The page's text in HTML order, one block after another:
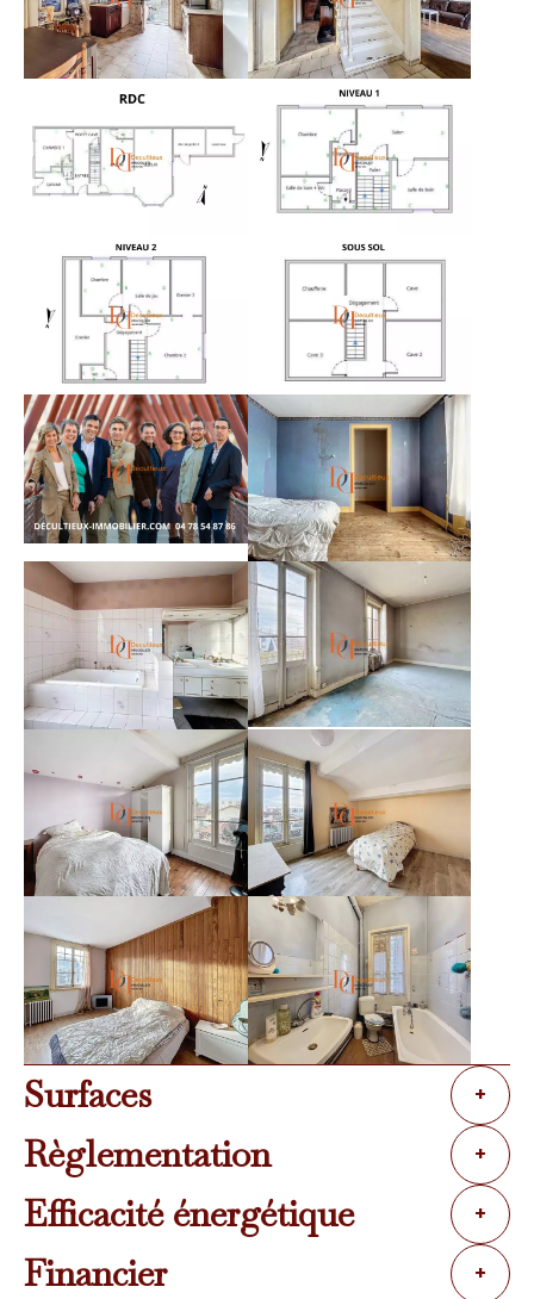
Surfaces +
Règlementation +
Efficacité énergétique +
Financier +